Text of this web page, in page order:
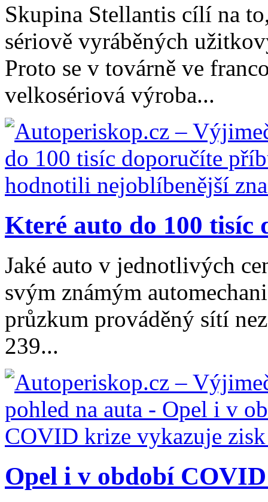
Skupina Stellantis cílí na
sériově vyráběných
Proto se v továrně ve
velkosériová výroba...
Které auto do 100 tisíc
Jaké auto v jednotlivých
svým známým
průzkum prováděný sítí
239...
Opel i v období